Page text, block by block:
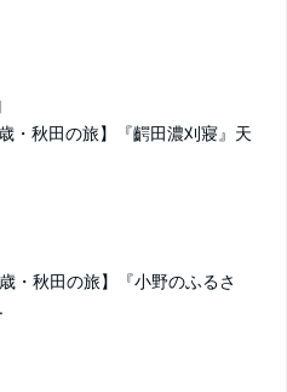
・秋田の旅】『齶田濃刈寢』天
・秋田の旅】『小野のふるさ